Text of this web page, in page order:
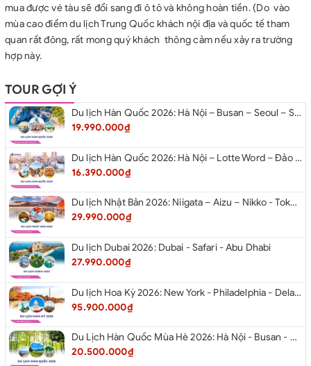
mua được vé tàu sẽ đổi sang đi ô tô và không hoàn tiền. (Do vào
mùa cao điểm du lịch Trung Quốc khách nội địa và quốc tế tham
quan rất đông, rất mong quý khách thông cảm nếu xảy ra trường
hợp này.
TOUR GỢI Ý
Du lịch Hàn Quốc 2026: Hà Nội – Busan – Seoul – Starfiled – Lotte Worf
19.990.000₫
Du lịch Hàn Quốc 2026: Hà Nội – Lotte Word – Đảo Nami – Làng Cổ Hanok Bukchon
16.390.000₫
Du lịch Nhật Bản 2026: Niigata – Aizu – Nikko - Tokyo – Niigata từ Hà Nội
29.990.000₫
Du lịch Dubai 2026: Dubai - Safari - Abu Dhabi
27.990.000₫
Du lịch Hoa Kỳ 2026: New York - Philadelphia - Delaware - Washington D.C. - Las Vegas - Red Rock Canyon - Quận Cam - Santa Monica - Hollywood - San Diego - Los Angeles.
95.900.000₫
Du Lịch Hàn Quốc Mùa Hè 2026: Hà Nội - Busan - Gyeongju - Seoul - Đảo Nami - Tàu Điện Ven Biển Haeundae - Cầu Kính Oryukdo - Làng Văn Hóa Huinnyeoul
20.500.000₫